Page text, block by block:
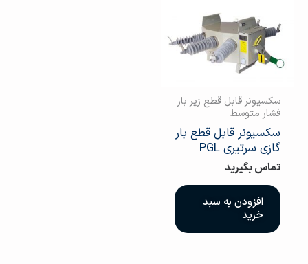
سکسیونر قابل قطع زیر بار
فشار متوسط
سکسیونر قابل قطع بار
گازي سرتیری PGL
تماس بگیرید
افزودن به سبد
خرید